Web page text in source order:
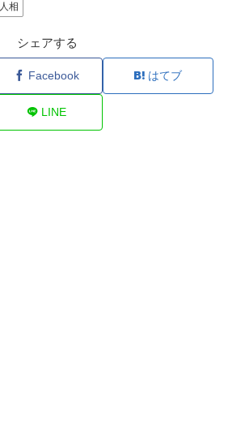
人相
シェアする
Facebook はてブ
LINE